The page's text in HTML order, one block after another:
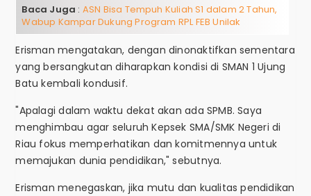
Baca Juga : ASN Bisa Tempuh Kuliah S1 dalam 2 Tahun,
Wabup Kampar Dukung Program RPL FEB Unilak
Erisman mengatakan, dengan dinonaktifkan sementara
yang bersangkutan diharapkan kondisi di SMAN 1 Ujung
Batu kembali kondusif.
"Apalagi dalam waktu dekat akan ada SPMB. Saya
menghimbau agar seluruh Kepsek SMA/SMK Negeri di
Riau fokus memperhatikan dan komitmennya untuk
memajukan dunia pendidikan," sebutnya.
Erisman menegaskan, jika mutu dan kualitas pendidikan